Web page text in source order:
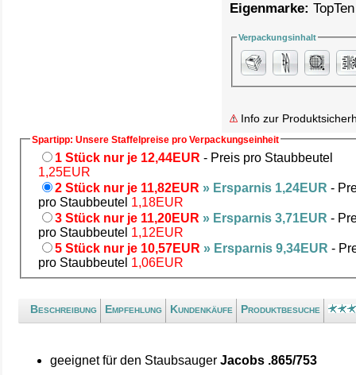
Eigenmarke: TopTen
Verpackungsinhalt
Info zur
Spartipp: Unsere Staffelpreise pro Verpackungseinheit
1 Stück nur je 12,44EUR - Preis pro Staubbeutel
1,25EUR
2 Stück nur je 11,82EUR » Ersparnis 1,24EUR -
pro Staubbeutel 1,18EUR
3 Stück nur je 11,20EUR » Ersparnis 3,71EUR -
pro Staubbeutel 1,12EUR
5 Stück nur je 10,57EUR » Ersparnis 9,34EUR -
pro Staubbeutel 1,06EUR
Beschreibung Empfehlung Kundenkäufe Produktbesuche
geeignet für den StaubsaugerJacobs .865/753